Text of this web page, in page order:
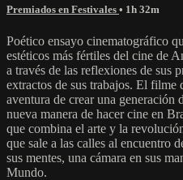
Premiados en Festivales • 1h 32m
Poético ensayo cinematográfico
estéticos más fértiles del cine de
a través de las reflexiones de sus
extractos de sus trabajos. El filme
aventura de crear una generación
nueva manera de hacer cine en
que combina el arte y la
que sale a las calles al encuentro
sus mentes, una cámara en sus
Mundo.